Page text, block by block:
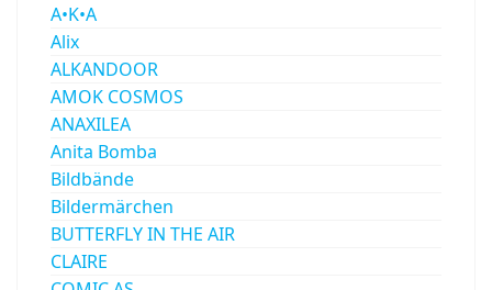
A•K•A
Alix
ALKANDOOR
AMOK COSMOS
ANAXILEA
Anita Bomba
Bildbände
Bildermärchen
BUTTERFLY IN THE AIR
CLAIRE